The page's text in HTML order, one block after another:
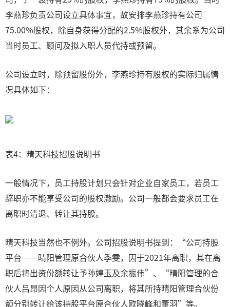
李燕珍负责公司设立具体事宜，故安排李燕珍持有公司
75.00%股权，除自身获得分配的2.5%股权外，其余系为公司
当时员工、顾问及拟入职人员代持或预留。
公司设立时，除预留股份外，李燕珍持有股权的实际归属情
况具体如下：
表4：晴天科技招股说明书
一般情况下，员工持股计划只会针对企业自家员工，若员工
辞职亦不能享受公司的股权激励。公司一般都会要求员工在
离职时清退、转让其持股。
晴天科技当然也不例外。公司招股说明书提到：“公司持股
平台——晴阳管理原合伙人季雯，因于2021年离职，其在离
职后将出资份额转让予孙婷玉及余振伟”、“晴阳管理的合
伙人吕昂因个人原因从公司离职，将其所持晴阳管理合伙份
额分别转让给该持股平台原合伙人欧晓峰和董羽”等。